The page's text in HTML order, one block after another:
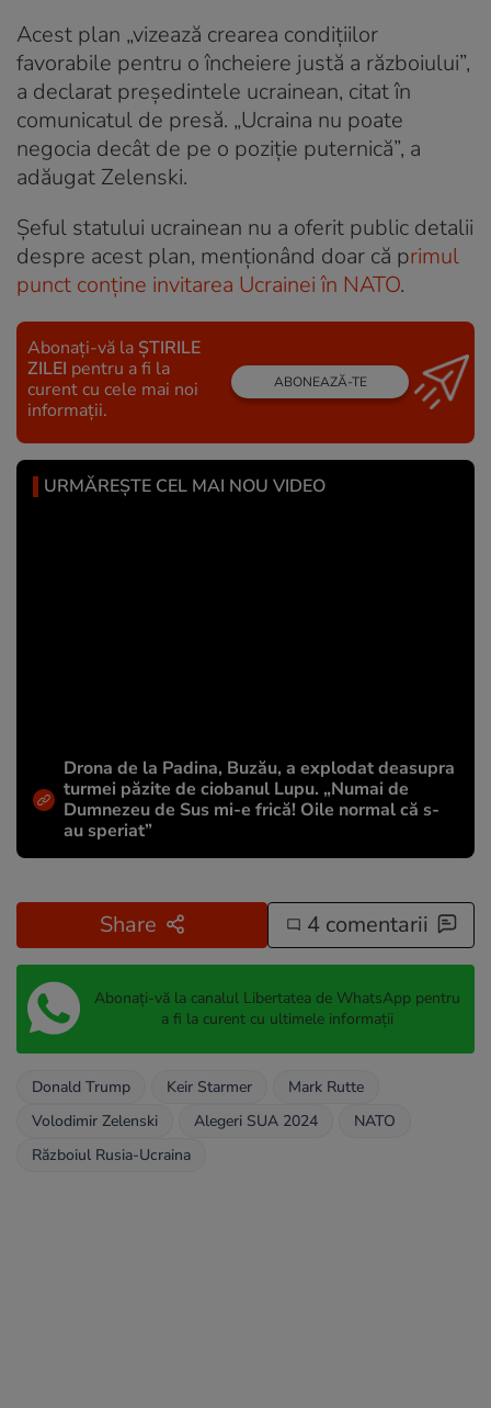
Acest plan „vizează crearea condiţiilor
favorabile pentru o încheiere justă a războiului”,
a declarat preşedintele ucrainean, citat în
comunicatul de presă. „Ucraina nu poate
negocia decât de pe o poziţie puternică”, a
adăugat Zelenski.
Șeful statului ucrainean nu a oferit public detalii
despre acest plan, menţionând doar că primul
punct conține invitarea Ucrainei în NATO.
Abonați-vă la ȘTIRILE
ZILEI pentru a fi la
curent cu cele mai noi
informații.
ABONEAZĂ-TE
URMĂREȘTE CEL MAI NOU VIDEO
Drona de la Padina, Buzău, a explodat deasupra
turmei păzite de ciobanul Lupu. „Numai de
Dumnezeu de Sus mi-e frică! Oile normal că s-
au speriat”
Share 4 comentarii
Abonați-vă la canalul Libertatea de WhatsApp pentru
a fi la curent cu ultimele informații
Donald Trump Keir Starmer
Mark Rutte
Volodimir Zelenski
Alegeri SUA 2024
NATO
Războiul Rusia-Ucraina